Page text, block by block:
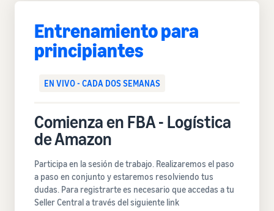
Entrenamiento para
principiantes
EN VIVO - CADA DOS SEMANAS
Comienza en FBA - Logística
de Amazon
Participa en la sesión de trabajo. Realizaremos el paso
a paso en conjunto y estaremos resolviendo tus
dudas. Para registrarte es necesario que accedas a tu
Seller Central a través del siguiente link